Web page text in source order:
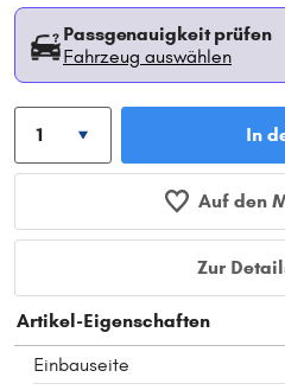
Passgenauigkeit prüfen
Fahrzeug auswählen
In
Auf den
Zur
Artikel-Eigenschaften
Einbauseite